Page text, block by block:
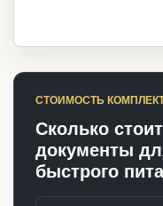
СТОИМОСТЬ
Сколько
документы
быстрого